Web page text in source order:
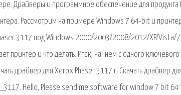
Драйверы и программное обеспечение для
Рассмотрим на примере Windows 7 64-bit и
3117 под Windows 2000/2003/2008/2012/XP/Vista/
принтер и что делать. Итак, начнем с одного
драйвер для Xerox Phaser 3117 и Скачать драйвер
Hello, Please send me software for window 7 bit 64